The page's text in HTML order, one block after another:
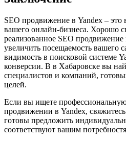
SEO продвижение в Yandex – это
вашего онлайн-бизнеса. Хорошо
реализованное SEO продвижение
увеличить посещаемость вашего
видимость в поисковой системе
конверсии. В в Хабаровске вы
специалистов и компаний,
целей.
Если вы ищете
продвижении в Yandex,
готовы предложить
соответствуют вашим